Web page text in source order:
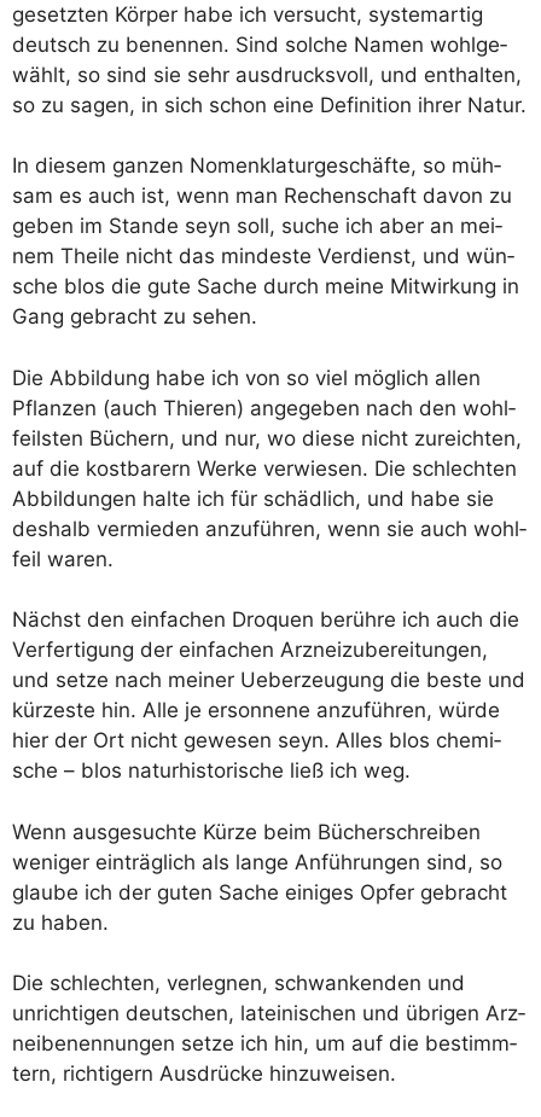
ge­setz­ten Kör­per habe ich ver­sucht, sys­tem­ar­tig
deutsch zu benen­nen. Sind sol­che Namen wohl­ge­
wählt, so sind sie sehr aus­drucks­voll, und ent­hal­ten,
so zu sagen, in sich schon eine Defi­ni­ti­on ihrer Natur.
In die­sem gan­zen Nomen­kla­tur­ge­schäf­te, so müh­
sam es auch ist, wenn man Rechen­schaft davon zu
geben im Stan­de seyn soll, suche ich aber an mei­
nem Thei­le nicht das min­des­te Ver­dienst, und wün­
sche blos die gute Sache durch mei­ne Mit­wir­kung in
Gang gebracht zu sehen.
Die Abbil­dung habe ich von so viel mög­lich allen
Pflan­zen (auch Thie­ren) ange­ge­ben nach den wohl­
feils­ten Büchern, und nur, wo die­se nicht zureich­ten,
auf die kost­ba­rern Wer­ke ver­wie­sen. Die schlech­ten
Abbil­dun­gen hal­te ich für schäd­lich, und habe sie
des­halb ver­mie­den anzu­füh­ren, wenn sie auch wohl­
feil waren.
Nächst den ein­fa­chen Dro­quen berüh­re ich auch die
Ver­fer­ti­gung der ein­fa­chen Arz­nei­zu­be­rei­tun­gen,
und set­ze nach mei­ner Ueber­zeu­gung die bes­te und
kür­zes­te hin. Alle je erson­ne­ne anzu­füh­ren, wür­de
hier der Ort nicht gewe­sen seyn. Alles blos che­mi­
sche – blos natur­his­to­ri­sche ließ ich weg.
Wenn aus­ge­such­te Kür­ze beim Bücher­schrei­ben
weni­ger ein­träg­lich als lan­ge Anfüh­run­gen sind, so
glau­be ich der guten Sache eini­ges Opfer gebracht
zu haben.
Die schlech­ten, ver­leg­nen, schwan­ken­den und
unrich­ti­gen deut­schen, latei­ni­schen und übri­gen Arz­
nei­be­nen­nun­gen set­ze ich hin, um auf die bestimm­
tern, rich­ti­gern Aus­drü­cke hinzuweisen.